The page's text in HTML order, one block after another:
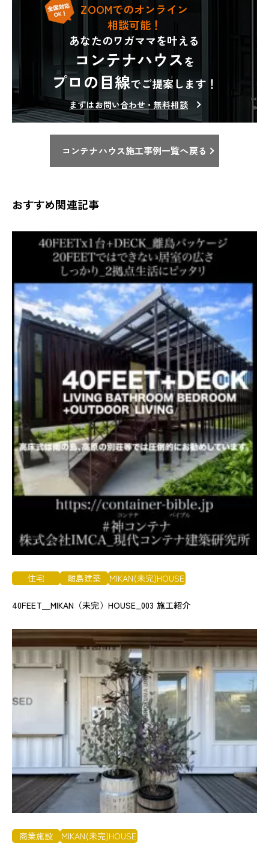
ZOOMでのオンライン
相談可能！
あなたのワガママを叶える
コンテナハウスを
プロの目線でご提案します！
まずはお問い合わせ・無料相談
コンテナハウス施工事例一覧へ戻る
おすすめ関連記事
住宅 離島建築 MIKAN(未完)HOUSE
40FEET＿MIKAN（未完）HOUSE_003 施工紹介
商業施設 MIKAN(未完)HOUSE